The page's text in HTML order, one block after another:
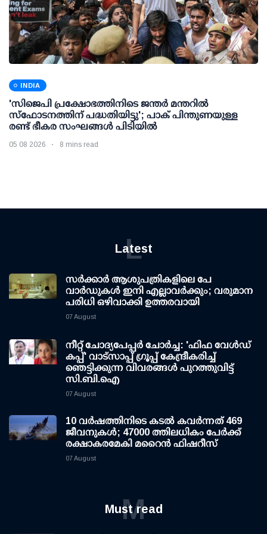
INDIA
'സിജെപി പ്രക്ഷോഭത്തിനിടെ ജന്തര്‍ മന്തറില്‍
സ്ഫോടനത്തിന് പദ്ധതിയിട്ടു'; പാക് പിന്തുണയുള്ള
രണ്ട് ഭീകര സംഘങ്ങള്‍ പിടിയില്‍
05 08 2026 8 mins read
Latest
L
സര്‍ക്കാര്‍ ആശുപത്രികളിലെ പേ
വാര്‍ഡുകള്‍ ഇനി എല്ലാവര്‍ക്കും; വരുമാന
പരിധി ഒഴിവാക്കി ഉത്തരവായി
07 August
നീറ്റ് ചോദ്യപേപ്പര്‍ ചോര്‍ച്ച: 'ഫിഫ വേള്‍ഡ്
കപ്പ്' വാട്സാപ്പ് ഗ്രൂപ്പ് കേന്ദ്രീകരിച്ച്
ഞെട്ടിക്കുന്ന വിവരങ്ങള്‍ പുറത്തുവിട്ട്
സി.ബി.ഐ
07 August
10 വര്‍ഷത്തിനിടെ കടല്‍ കവര്‍ന്നത് 469
ജീവനുകള്‍; 47000 ത്തിലധികം പേര്‍ക്ക്
രക്ഷാകരമേകി മറൈന്‍ ഫിഷറീസ്
07 August
Must read
M